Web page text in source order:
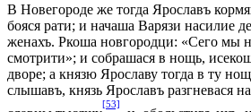
В Новегороде же тогда Ярославъ
бояся рати; и начаша Варязи насилие
женахъ. Ркоша новгородци: «Сего мы
смотрити»; и собрашася в нощь,
дворе; а князю Ярославу тогда в ту
слышавъ, князь Ярославъ разгневася
[53]